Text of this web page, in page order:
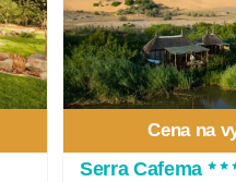
Cena na
Serra Cafema